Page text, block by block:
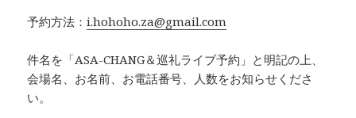
予約方法：i.hohoho.za@gmail.com
件名を「ASA-CHANG＆巡礼ライブ予約」と明記の上、
会場名、お名前、お電話番号、人数をお知らせくださ
い。